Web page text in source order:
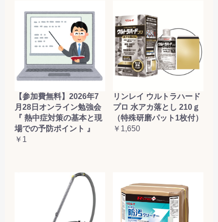
【参加費無料】2026年7
月28日オンライン勉強会
『 熱中症対策の基本と現
場での予防ポイント 』
￥1
リンレイ ウルトラハード
プロ 水アカ落とし 210ｇ
（特殊研磨パット1枚付）
￥1,650